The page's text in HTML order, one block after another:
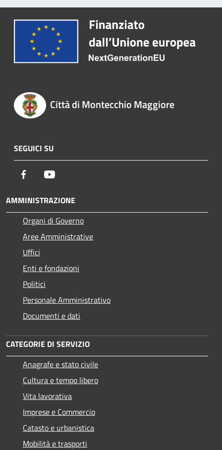
Città di Montecchio Maggiore
SEGUICI SU
Facebook
AMMINISTRAZIONE
Organi di Governo
Aree Amministrative
Uffici
Enti e fondazioni
Politici
Personale Amministrativo
Documenti e dati
CATEGORIE DI SERVIZIO
Anagrafe e stato civile
Cultura e tempo libero
Vita lavorativa
Imprese e Commercio
Catasto e urbanistica
Mobilità e trasporti